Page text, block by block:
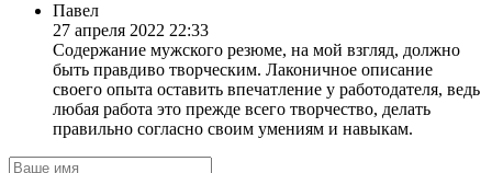
Павел
27 апреля 2022 22:33
Содержание мужского резюме, на мой взгляд, должно
быть правдиво творческим. Лаконичное описание
своего опыта оставить впечатление у работодателя, ведь
любая работа это прежде всего творчество, делать
правильно согласно своим умениям и навыкам.